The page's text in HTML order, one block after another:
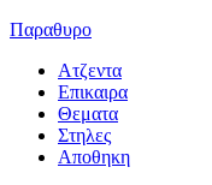
Παραθυρο
Ατζεντα
Επικαιρα
Θεματα
Στηλες
Αποθηκη